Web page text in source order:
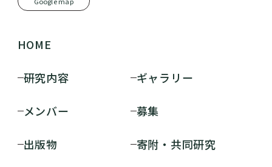
HOME
研究内容
メンバー
出版物
ギャラリー
募集
寄附・共同研究